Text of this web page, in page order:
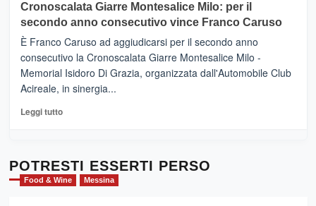
tra
sapori
vicoli
medievali
Mondello
(Palermo)
–
“E
adesso
Pasta
–
Sicilia
l’
evento
per
Cronoscalata Giarre Montesalice Milo: per il
secondo anno consecutivo vince Franco Caruso
È Franco Caruso ad aggiudicarsi per il secondo anno
consecutivo la Cronoscalata Giarre Montesalice Milo -
Memorial Isidoro Di Grazia, organizzata dall'Automobile Club
Acireale, in sinergia...
Leggi tuttoLeggi
Cronoscalata
Giarre
Montesalice
POTRESTI ESSERTI PERSO
Food & Wine Messina